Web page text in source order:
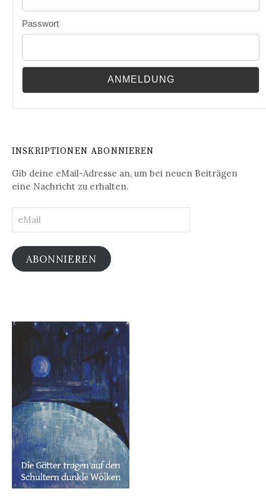
Passwort
INSKRIPTIONEN ABONNIEREN
Gib deine eMail-Adresse an, um bei neuen Beiträgen
eine Nachricht zu erhalten.
ABONNIEREN